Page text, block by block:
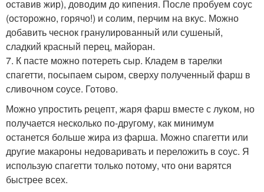
оставив жир), доводим до кипения. После пробуем соус
(осторожно, горячо!) и солим, перчим на вкус. Можно
добавить чеснок гранулированный или сушеный,
сладкий красный перец, майоран.
7. К пасте можно потереть сыр. Кладем в тарелки
спагетти, посыпаем сыром, сверху полученный фарш в
сливочном соусе. Готово.
Можно упростить рецепт, жаря фарш вместе с луком, но
получается несколько по-другому, как минимум
останется больше жира из фарша. Можно спагетти или
другие макароны недоваривать и переложить в соус. Я
использую спагетти только потому, что они варятся
быстрее всех.